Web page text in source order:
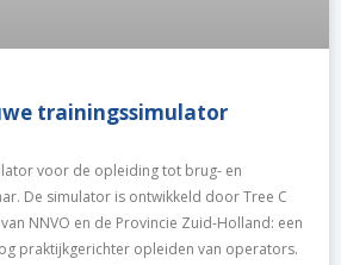
trainingssimulator
voor de opleiding tot brug- en
De simulator is ontwikkeld door Tree C
NNVO en de Provincie Zuid-Holland: een
praktijkgerichter opleiden van operators.